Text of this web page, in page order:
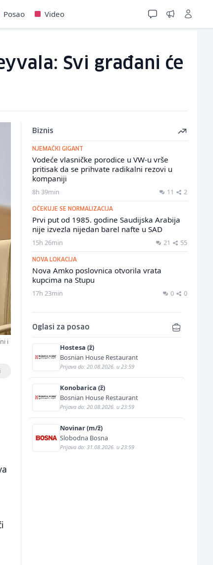
Posao Video
Svi građani će
i
Biznis
NJEMAČKI GIGANT
Vodeće vlasničke porodice u VW-u vrše
pritisak da se prihvate radikalni rezovi u
kompaniji
8h 39min 11 2
OČEKUJE SE NORMALIZACIJA
Prvi put od 1985. godine Saudijska Arabija
nije izvezla nijedan barel nafte u SAD
15h 26min 21 55
NOVA LOKACIJA
Nova Amko poslovnica otvorila vrata
kupcima na Stupu
17h 23min 0 0
Oglasi za posao
Hostesa (ž)
Bosnian House Restaurant
Prijava do: 20.08.2026. u 23:59
Konobarica (ž)
Bosnian House Restaurant
Prijava do: 20.08.2026. u 23:59
Novinar (m/ž)
Slobodna Bosna
Prijava do: 31.08.2026. u 23:59